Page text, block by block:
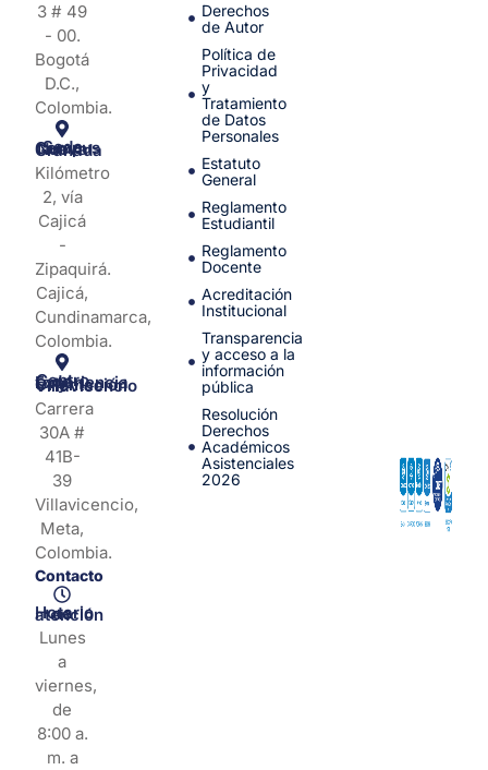
3 # 49
- 00.
Bogotá
D.C.,
Colombia.
Sede Campus Nueva Granada
Kilómetro
2, vía
Cajicá
-
Zipaquirá.
Cajicá,
Cundinamarca,
Colombia.
Centro de Experiencia y Orientación Villavicencio
Carrera
30A #
41B-
39
Villavicencio,
Meta,
Colombia.
Contacto
Horario de atención
Lunes
a
viernes,
de
8:00 a.
m. a
Derechos
de Autor
Política de
Privacidad
y
Tratamiento
de Datos
Personales
Estatuto
General
Reglamento
Estudiantil
Reglamento
Docente
Acreditación
Institucional
Transparencia
y acceso a la
información
pública
Resolución
Derechos
Académicos
Asistenciales
2026